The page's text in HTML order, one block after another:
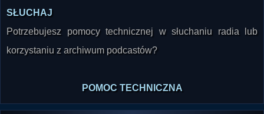
SŁUCHAJ
Potrzebujesz pomocy technicznej w słuchaniu radia lub
korzystaniu z archiwum podcastów?
POMOC TECHNICZNA